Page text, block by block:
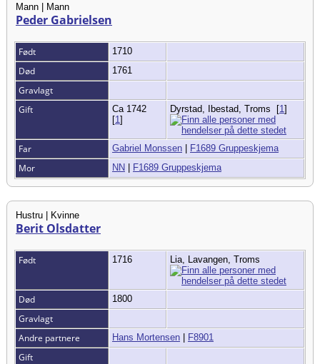
Mann | Mann
Peder Gabrielsen
Født 1710
Død 1761
Gravlagt
Gift
Ca 1742
[1]
Dyrstad, Ibestad, Troms [1]
Far Gabriel Monssen | F1689 Gruppeskjema
Mor NN | F1689 Gruppeskjema
Hustru | Kvinne
Berit Olsdatter
Født 1716 Lia, Lavangen, Troms
Død 1800
Gravlagt
Andre partnere
Hans Mortensen | F8901
Gift